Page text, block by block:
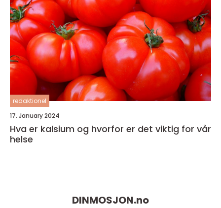
redaktionel
17. January 2024
Hva er kalsium og hvorfor er det viktig for vår
helse
DINMOSJON.no